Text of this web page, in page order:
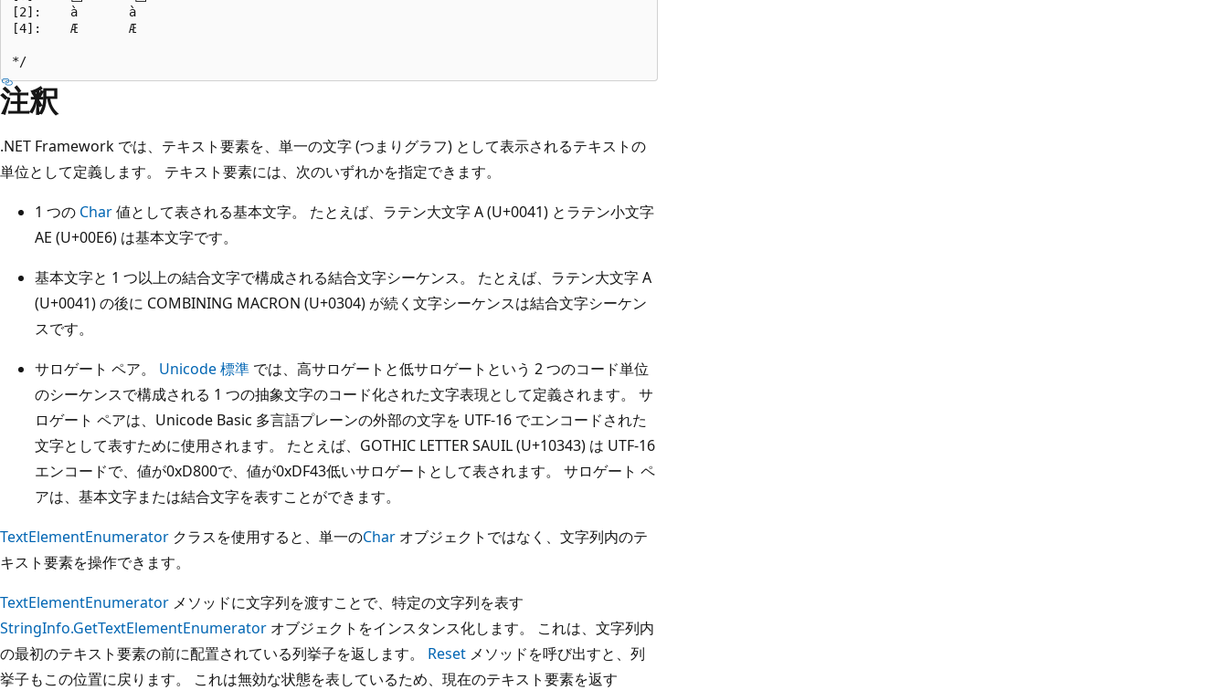
[2]:    à       à
[4]:    Æ       Æ
注釈
.NET Framework では、テキスト要素を、単一の文字 (つまりグラフ) として表示されるテキストの
単位として定義します。 テキスト要素には、次のいずれかを指定できます。
1 つの Char値として表される基本文字。 たとえば、ラテン大文字 A (U+0041) とラテン小文字
AE (U+00E6) は基本文字です。
基本文字と 1 つ以上の結合文字で構成される結合文字シーケンス。 たとえば、ラテン大文字 A
(U+0041) の後に COMBINING MACRON (U+0304) が続く文字シーケンスは結合文字シーケン
スです。
サロゲート ペア。 Unicode 標準 では、高サロゲートと低サロゲートという 2 つのコード単位
のシーケンスで構成される 1 つの抽象文字のコード化された文字表現として定義されます。 サ
ロゲート ペアは、Unicode Basic 多言語プレーンの外部の文字を UTF-16 でエンコードされた
文字として表すために使用されます。 たとえば、GOTHIC LETTER SAUIL (U+10343) は UTF-16
エンコードで、値が0xD800で、値が0xDF43低いサロゲートとして表されます。 サロゲート ペ
アは、基本文字または結合文字を表すことができます。
TextElementEnumerator クラスを使用すると、単一のChar オブジェクトではなく、文字列内のテ
キスト要素を操作できます。
TextElementEnumerator メソッドに文字列を渡すことで、特定の文字列を表す
StringInfo.GetTextElementEnumerator オブジェクトをインスタンス化します。 これは、文字列内
の最初のテキスト要素の前に配置されている列挙子を返します。 Reset メソッドを呼び出すと、列
挙子もこの位置に戻ります。 これは無効な状態を表しているため、現在のテキスト要素を返す